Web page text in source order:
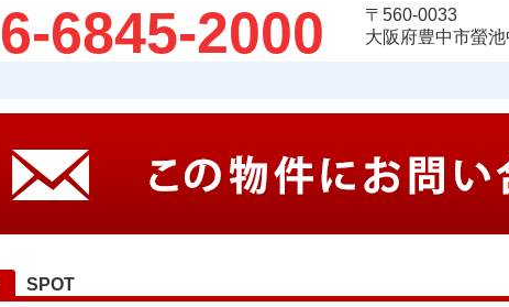
6845-2000
〒560-0033
大阪府豊中市螢
SPOT